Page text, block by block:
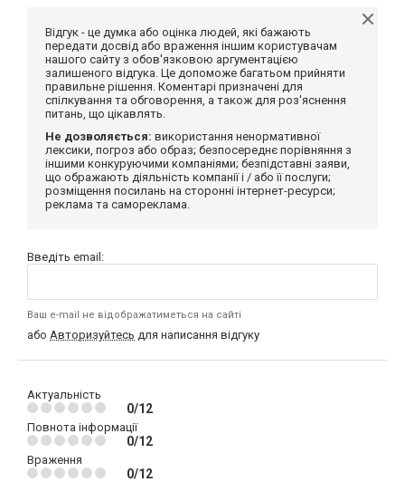
Відгук - це думка або оцінка людей, які бажають
передати досвід або враження іншим користувачам
нашого сайту з обов'язковою аргументацією
залишеного відгука. Це допоможе багатьом прийняти
правильне рішення. Коментарі призначені для
спілкування та обговорення, а також для роз'яснення
питань, що цікавлять.
Не дозволяється: використання ненормативної
лексики, погроз або образ; безпосереднє порівняння з
іншими конкуруючими компаніями; безпідставні заяви,
що ображають діяльність компанії і / або її послуги;
розміщення посилань на сторонні інтернет-ресурси;
реклама та самореклама.
Введіть email:
Ваш e-mail не відображатиметься на сайті
або Авторизуйтесь для написання відгуку
Актуальність
0/12
Повнота інформації
0/12
Враження
0/12